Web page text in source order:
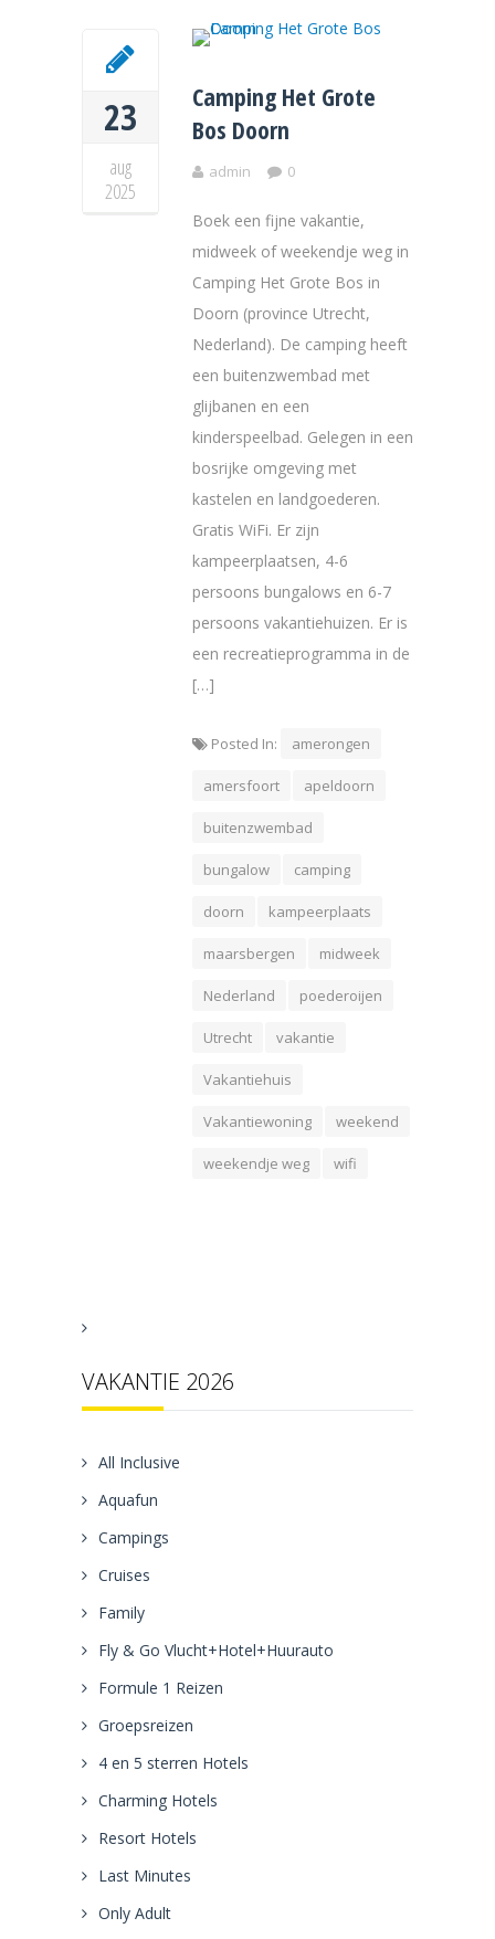
23
aug
2025
Camping Het Grote
Bos Doorn
admin 0
Boek een fijne vakantie,
midweek of weekendje weg in
Camping Het Grote Bos in
Doorn (province Utrecht,
Nederland). De camping heeft
een buitenzwembad met
glijbanen en een
kinderspeelbad. Gelegen in een
bosrijke omgeving met
kastelen en landgoederen.
Gratis WiFi. Er zijn
kampeerplaatsen, 4-6
persoons bungalows en 6-7
persoons vakantiehuizen. Er is
een recreatieprogramma in de
[…]
Posted In: amerongen
amersfoort apeldoorn
buitenzwembad
bungalow camping
doorn kampeerplaats
maarsbergen midweek
Nederland poederoijen
Utrecht vakantie
Vakantiehuis
Vakantiewoning weekend
weekendje weg wifi
VAKANTIE 2026
All Inclusive
Aquafun
Campings
Cruises
Family
Fly & Go Vlucht+Hotel+Huurauto
Formule 1 Reizen
Groepsreizen
4 en 5 sterren Hotels
Charming Hotels
Resort Hotels
Last Minutes
Only Adult